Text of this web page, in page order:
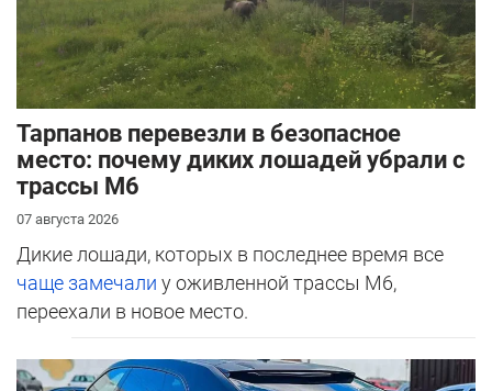
Тарпанов перевезли в безопасное
место: почему диких лошадей убрали с
трассы М6
07 августа 2026
Дикие лошади, которых в последнее время все
чаще замечали у оживленной трассы М6,
переехали в новое место.